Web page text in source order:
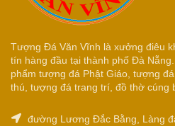
Tượng Đá Văn Vĩnh là xưởng điêu
tín hàng đầu tại thành phố Đà
phẩm tượng đá Phật Giáo, tượng
thú, tượng đá trang trí, đồ thờ cúng
đường Lương Đắc Bằng, Làng